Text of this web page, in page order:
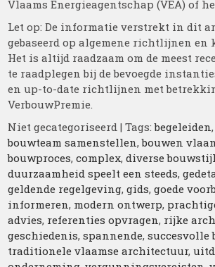
Vlaams Energieagentschap (VEA) of
Let op: De informatie verstrekt in dit
gebaseerd op algemene richtlijnen en
Het is altijd raadzaam om de meest
te raadplegen bij de bevoegde
en up-to-date richtlijnen met
VerbouwPremie.
Niet gecategoriseerd | Tags:begeleiden
bouwteam samenstellen,bouwen
bouwproces,complex,diverse
duurzaamheid speelt een steeds,
geldende regelgeving,gids,goede
informeren, modern ontwerp,
advies, referenties opvragen, rijke
geschiedenis,spannende,succesvolle
traditionele vlaamse architectuur,